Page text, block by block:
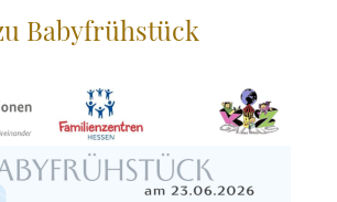
Babyfrühstück